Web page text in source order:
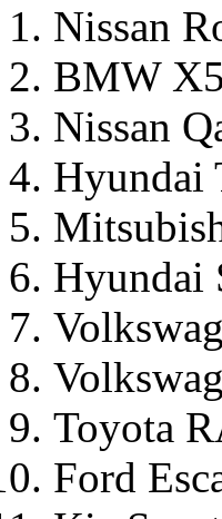
Nissan
BMW
Nissan
Hyundai
Hyundai
Toyota
Ford